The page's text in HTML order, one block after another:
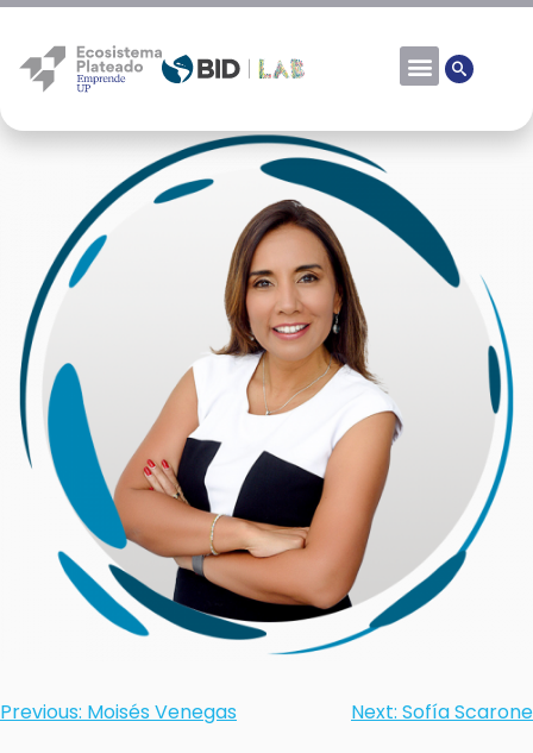
Rocío Vera
Previous: Moisés Venegas Next: Sofía Scarone